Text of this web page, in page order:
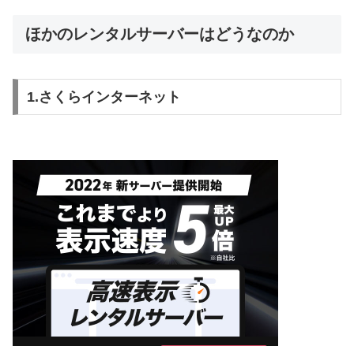
ほかのレンタルサーバーはどうなのか
1.さくらインターネット